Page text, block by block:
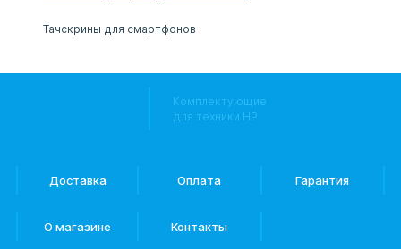
Тачскрины для смартфонов
Комплектующие
для техники HP
Доставка Оплата Гарантия
О магазине Контакты